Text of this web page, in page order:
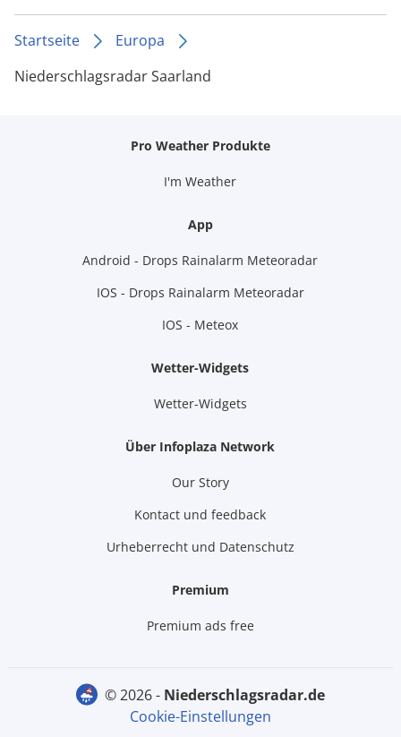
Startseite
Europa
Niederschlagsradar Saarland
Pro Weather Produkte
I'm Weather
App
Android - Drops Rainalarm Meteoradar
IOS - Drops Rainalarm Meteoradar
IOS - Meteox
Wetter-Widgets
Wetter-Widgets
Über Infoplaza Network
Our Story
Kontact und feedback
Urheberrecht und Datenschutz
Premium
Premium ads free
© 2026 -
niederschlagsradar.de
Cookie-Einstellungen